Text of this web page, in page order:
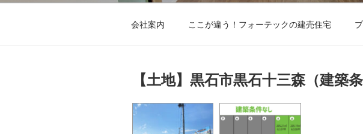
会社案内 ここが違う！フォーテックの建売住宅
【土地】黒石市黒石十三森（建築